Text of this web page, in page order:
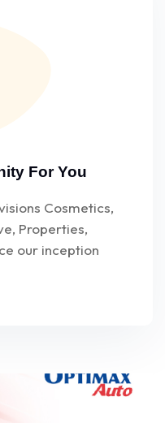
For You
Cosmetics,
Properties,
our inception